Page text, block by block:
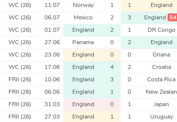
WC (26) 11.07 Norway 1 1 England
WC (26) 06.07 Mexico 2 3 England 54
WC (26) 01.07 England 2 1 DR Congo
WC (26) 27.06 Panama 0 2 England
WC (26) 23.06 England 0 0 Ghana
WC (26) 17.06 England 4 2 Croatia
FRII (26) 10.06 England 3 0 Costa Rica
FRII (26) 06.06 England 1 0 New Zealan
FRII (26) 31.03 England 0 1 Japan
FRII (26) 27.03 England 1 1 Uruguay